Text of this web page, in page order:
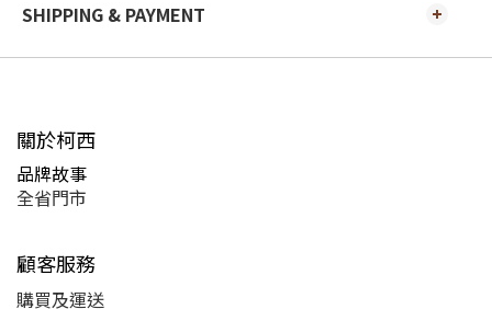
SHIPPING & PAYMENT
關於柯西
品牌故事
全省門市
顧客服務
購買及運送